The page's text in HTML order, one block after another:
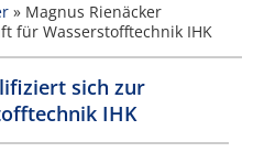
» Magnus Rienäcker
für Wasserstofftechnik IHK
sich zur
IHK